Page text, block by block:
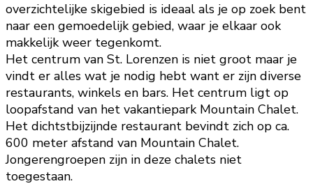
overzichtelijke skigebied is ideaal als je op zoek bent
naar een gemoedelijk gebied, waar je elkaar ook
makkelijk weer tegenkomt.
Het centrum van St. Lorenzen is niet groot maar je
vindt er alles wat je nodig hebt want er zijn diverse
restaurants, winkels en bars. Het centrum ligt op
loopafstand van het vakantiepark Mountain Chalet.
Het dichtstbijzijnde restaurant bevindt zich op ca.
600 meter afstand van Mountain Chalet.
Jongerengroepen zijn in deze chalets niet
toegestaan.